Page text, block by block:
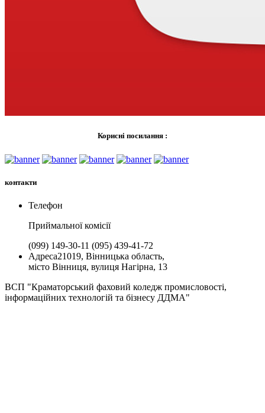
Корисні посилання :
контакти
Телефон
Приймальної комiсії
(099) 149-30-11 (095) 439-41-72
Адреса21019, Вінницька область,
місто Вінниця, вулиця Нагірна, 13
ВСП "Краматорський фаховий коледж промисловості,
інформаційних технологій та бізнесу ДДМА"